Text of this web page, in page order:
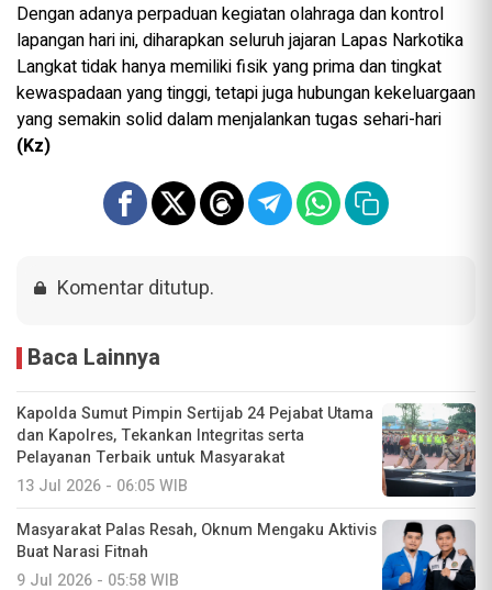
Dengan adanya perpaduan kegiatan olahraga dan kontrol
lapangan hari ini, diharapkan seluruh jajaran Lapas Narkotika
Langkat tidak hanya memiliki fisik yang prima dan tingkat
kewaspadaan yang tinggi, tetapi juga hubungan kekeluargaan
yang semakin solid dalam menjalankan tugas sehari-hari
(Kz)
Komentar ditutup.
Baca Lainnya
Kapolda Sumut Pimpin Sertijab 24 Pejabat Utama
dan Kapolres, Tekankan Integritas serta
Pelayanan Terbaik untuk Masyarakat
13 Jul 2026 - 06:05 WIB
Masyarakat Palas Resah, Oknum Mengaku Aktivis
Buat Narasi Fitnah
9 Jul 2026 - 05:58 WIB